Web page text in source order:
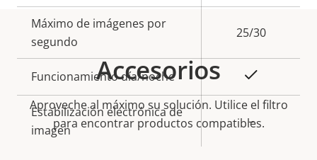
de
propiedad
la
propiedad
Máximo de imágenes por
segundo
25/30
Funcionamiento día/noche
Estabilización electrónica de
imagen
–
Accesorios
Aproveche al máximo su solución. Utilice el filtro
para encontrar productos compatibles.